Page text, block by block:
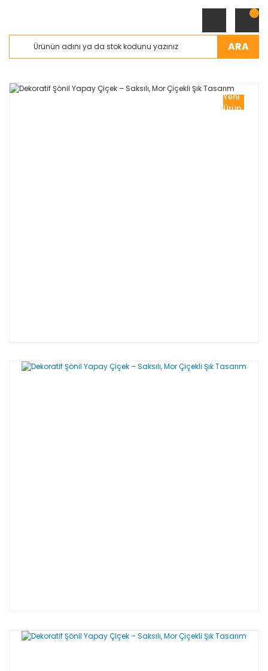
ARA
Yeni
Ürün